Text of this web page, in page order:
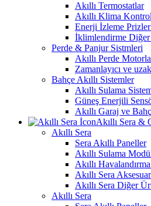
Akıllı Termostatlar
Akıllı Klima
Enerji İzleme
İklimlendirme
Perde & Panjur Sistmleri
Akıllı Perde
Zamanlayıcı ve
Bahçe Akıllı Sistemler
Akıllı Sulama
Güneş Enerjili
Akıllı Garaj ve
Akıllı Sera &
Akıllı Sera
Sera Akıllı Paneller
Akıllı Sulama
Akıllı
Akıllı Sera
Akıllı Sera Diğer
Akıllı Sera